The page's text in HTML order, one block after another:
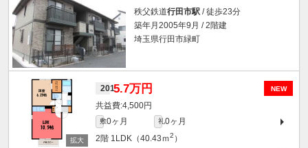
秩父鉄道行田市駅 / 徒歩23分
築年月2005年9月 / 2階建
埼玉県行田市緑町
NEW
2015.7万円
4,500円
敷0ヶ月 礼0ヶ月
2階 1LDK（40.43ｍ2 ）